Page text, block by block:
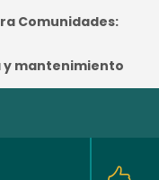
Comunidades:
y mantenimiento